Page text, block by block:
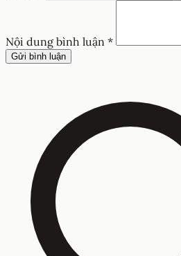
Nội dung bình luận *
Gửi bình luận